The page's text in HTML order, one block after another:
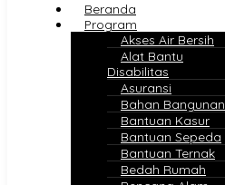
Beranda
Program
Akses Air Bersih
Alat Bantu
Disabilitas
Asuransi
Bahan Bangunan
Bantuan Kasur
Bantuan Sepeda
Bantuan Ternak
Bedah Rumah